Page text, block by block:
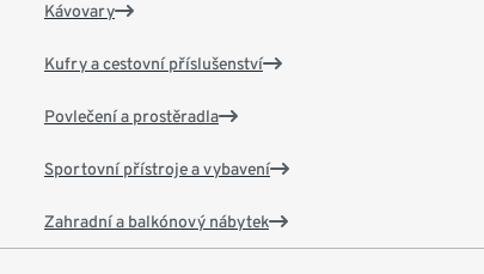
Kávovary
Kufry a cestovní příslušenství
Povlečení a prostěradla
Sportovní přístroje a vybavení
Zahradní a balkónový nábytek